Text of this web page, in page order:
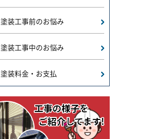
塗装工事前のお悩み
塗装工事中のお悩み
塗装料金・お支払